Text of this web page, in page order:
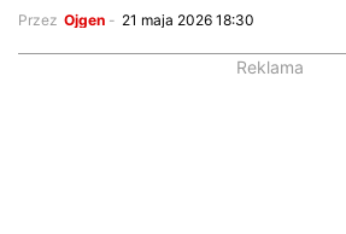
Przez Ojgen - 21 maja 2026 18:30